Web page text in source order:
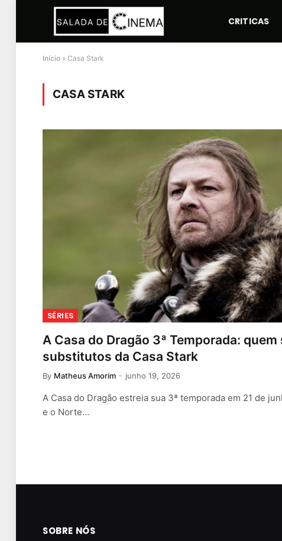
CRITICAS
Início » Casa Stark
CASA STARK
SÉRIES
A Casa do Dragão 3ª Temporada:
substitutos da Casa Stark
By Matheus Amorim junho 19, 2026
A Casa do Dragão estreia sua 3ª temporada em 21 de
e o Norte…
SOBRE NÓS